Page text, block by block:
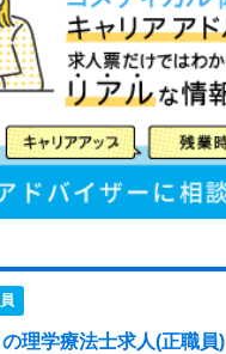
の理学療法士求人(正職員)